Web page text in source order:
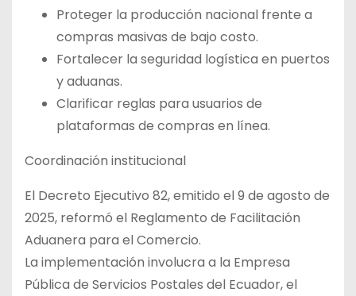
Proteger la producción nacional frente a
compras masivas de bajo costo.
Fortalecer la seguridad logística en puertos
y aduanas.
Clarificar reglas para usuarios de
plataformas de compras en línea.
Coordinación institucional
El Decreto Ejecutivo 82, emitido el 9 de agosto de
2025, reformó el Reglamento de Facilitación
Aduanera para el Comercio.
La implementación involucra a la Empresa
Pública de Servicios Postales del Ecuador, el